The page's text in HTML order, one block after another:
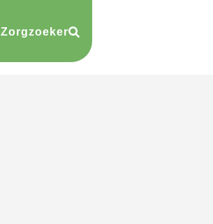
Zorgzoeker